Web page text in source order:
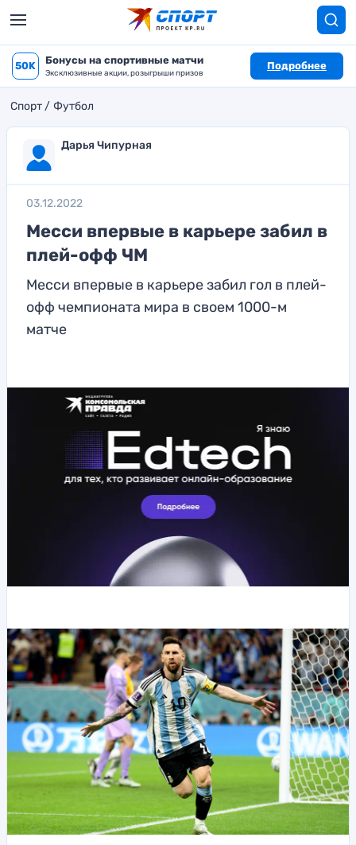
50K Бонусы на спортивные матчи
Эксклюзивные акции, розыгрыши призов
Подробнее
Спорт Футбол
Дарья Чипурная
03.12.2022
Месси впервые в карьере забил в
плей-офф ЧМ
Месси впервые в карьере забил гол в плей-
офф чемпионата мира в своем 1000-м
матче